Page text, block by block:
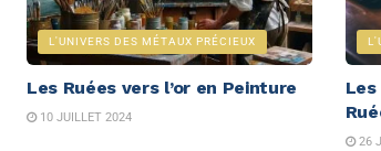
L'UNIVERS DES MÉTAUX PRÉCIEUX
Les Ruées vers l’or en Peinture
10 JUILLET 2024
26